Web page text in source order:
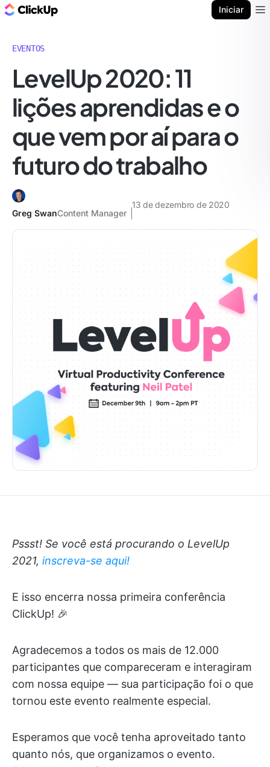
Iniciar
EVENTOS
LevelUp 2020: 11
lições aprendidas e o
que vem por aí para o
futuro do trabalho
Greg SwanContent Manager
13 de dezembro de 2020
Pssst! Se você está procurando o LevelUp
2021, inscreva-se aqui!
E isso encerra nossa primeira conferência
ClickUp! 🎉
Agradecemos a todos os mais de 12.000
participantes que compareceram e interagiram
com nossa equipe — sua participação foi o que
tornou este evento realmente especial.
Esperamos que você tenha aproveitado tanto
quanto nós, que organizamos o evento.